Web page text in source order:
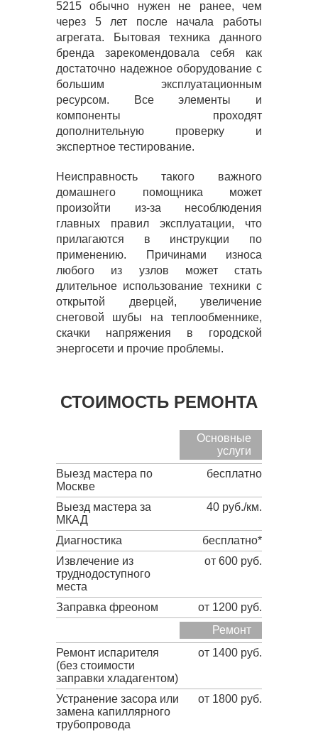
5215 обычно нужен не ранее, чем
через 5 лет после начала работы
агрегата. Бытовая техника данного
бренда зарекомендовала себя как
достаточно надежное оборудование с
большим эксплуатационным
ресурсом. Все элементы и
компоненты проходят
дополнительную проверку и
экспертное тестирование.
Неисправность такого важного
домашнего помощника может
произойти из-за несоблюдения
главных правил эксплуатации, что
прилагаются в инструкции по
применению. Причинами износа
любого из узлов может стать
длительное использование техники с
открытой дверцей, увеличение
снеговой шубы на теплообменнике,
скачки напряжения в городской
энергосети и прочие проблемы.
СТОИМОСТЬ РЕМОНТА
Основные
услуги
Выезд мастера по
Москве
бесплатно
Выезд мастера за
МКАД
40 руб./км.
Диагностика
бесплатно*
Извлечение из
труднодоступного
места
от 600 руб.
Заправка фреоном
от 1200 руб.
Ремонт
Ремонт испарителя
(без стоимости
заправки хладагентом)
от 1400 руб.
Устранение засора или
замена капиллярного
трубопровода
от 1800 руб.